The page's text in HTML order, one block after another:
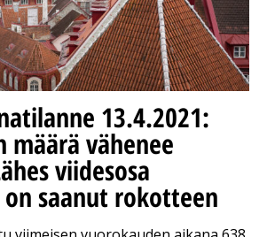
13.4.2021:
vähenee
viidesosa
saanut rokotteen